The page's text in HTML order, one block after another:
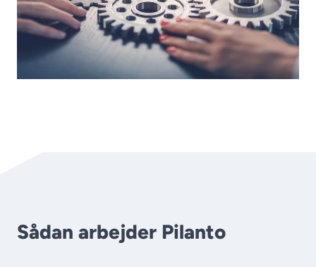
Sådan arbejder Pilanto